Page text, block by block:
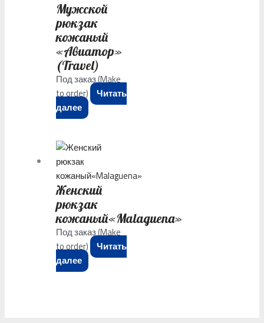
Мужской
рюкзак
кожаный
«Авиатор»
(Travel)
Под заказ (Make
to order)
Читать
далее
Женский
рюкзак
кожаный«Malaguena»
Под заказ (Make
to order)
Читать
далее